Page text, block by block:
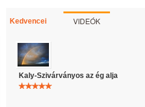
Kedvencei VIDEÓK
Kaly-Szivárványos az ég alja